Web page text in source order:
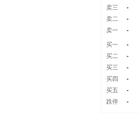
卖三
-
卖二
-
卖一
-
买一 -
买二
-
买三
-
买四
-
买五
-
跌停
-